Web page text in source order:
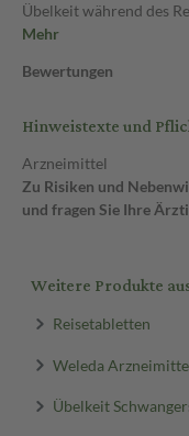
Übelkeit während des
Mehr
Bewertungen
Hinweistexte und
Arzneimittel
Zu Risiken und
und fragen Sie Ihre
Weitere Produkte
Reisetabletten
Weleda
Übelkeit